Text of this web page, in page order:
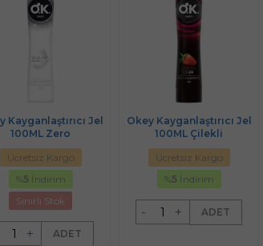
Kayganlaştırıcı Jel
100ML Zero
Ücretsiz Kargo
%5 İndirim
Sınırlı Stok
+ ADET
Okey Kayganlaştırıcı Jel
100ML Çilekli
Ücretsiz Kargo
%5 İndirim
- + ADET